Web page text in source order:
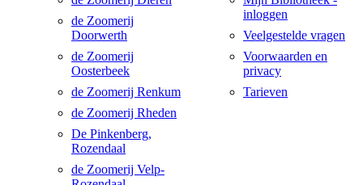
de Zoomerij
Doorwerth
de Zoomerij
Oosterbeek
de Zoomerij Renkum
de Zoomerij Rheden
De Pinkenberg,
Rozendaal
de Zoomerij Velp-
inloggen
Veelgestelde vragen
Voorwaarden en
privacy
Tarieven